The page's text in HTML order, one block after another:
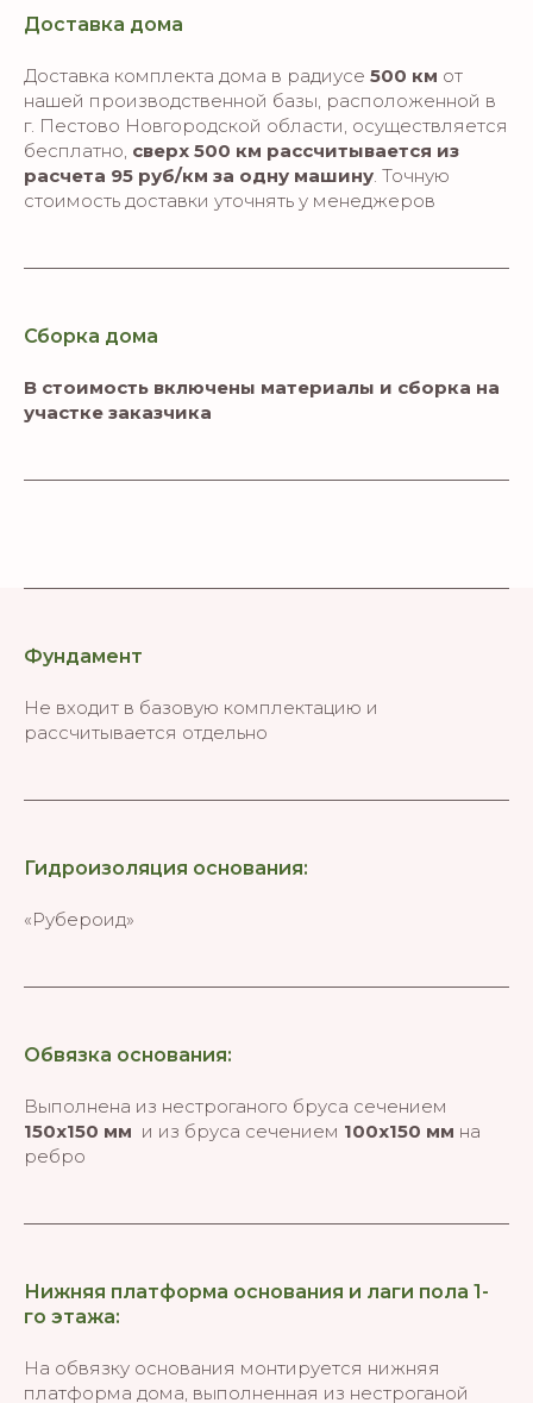
Доставка дома
Доставка комплекта дома в радиусе 500 км от
нашей производственной базы, расположенной в
г. Пестово Новгородской области, осуществляется
бесплатно, сверх 500 км рассчитывается из
расчета 95 руб/км за одну машину. Точную
стоимость доставки уточнять у менеджеров
Сборка дома
В стоимость включены материалы и сборка на
участке заказчика
Фундамент
Не входит в базовую комплектацию и
рассчитывается отдельно
Гидроизоляция основания:
«Рубероид»
Обвязка основания:
Выполнена из нестроганого бруса сечением
150х150 мм и из бруса сечением 100х150 мм на
ребро
Нижняя платформа основания и лаги пола 1-
го этажа:
На обвязку основания монтируется нижняя
платформа дома, выполненная из нестроганой